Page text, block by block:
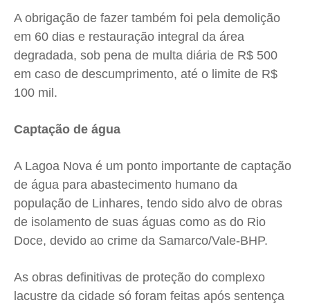
A obrigação de fazer também foi pela demolição
em 60 dias e restauração integral da área
degradada, sob pena de multa diária de R$ 500
em caso de descumprimento, até o limite de R$
100 mil.
Captação de água
A Lagoa Nova é um ponto importante de captação
de água para abastecimento humano da
população de Linhares, tendo sido alvo de obras
de isolamento de suas águas como as do Rio
Doce, devido ao crime da Samarco/Vale-BHP.
As obras definitivas de proteção do complexo
lacustre da cidade só foram feitas após sentença